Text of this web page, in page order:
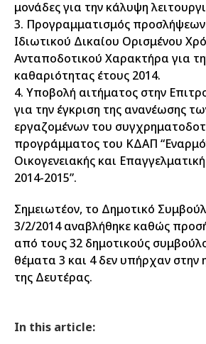
μονάδες για την κάλυψη
3. Προγραμματισμός
Ιδιωτικού Δικαίου Ορισμένου
Ανταποδοτικού Χαρακτήρα για
καθαριότητας έτους 2014.
4. Υποβολή αιτήματος στην
για την έγκριση της ανανέωσης
εργαζομένων του
προγράμματος του ΚΔΑΠ
Οικογενειακής και
2014-2015”.
Σημειωτέον, το Δημοτικό
3/2/2014 αναβλήθηκε καθώς
από τους 32 δημοτικούς
θέματα 3 και 4 δεν υπήρχαν στην
της Δευτέρας.
In this article: